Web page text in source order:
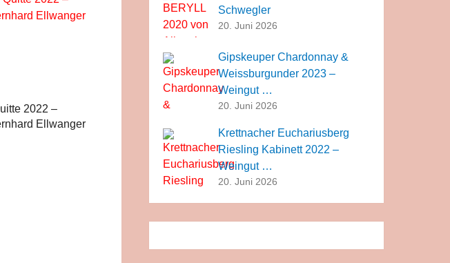
2022 –
Ellwanger
Schwegler
20. Juni 2026
Gipskeuper Chardonnay &
Weissburgunder 2023 –
Weingut …
20. Juni 2026
Krettnacher Euchariusberg
Riesling Kabinett 2022 –
Weingut …
20. Juni 2026